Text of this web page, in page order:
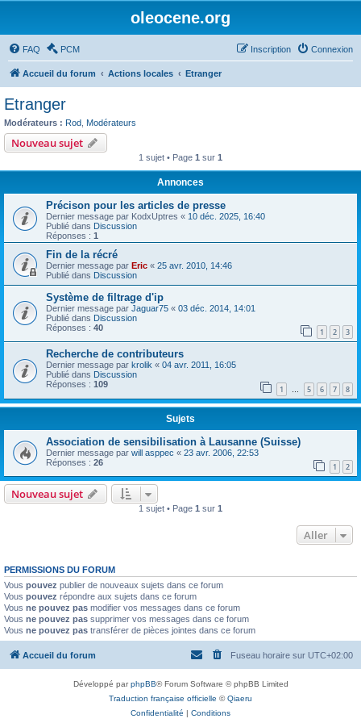
oleocene.org
FAQ PCM Connexion
Inscription
Accueil du forum Actions locales Etranger
Etranger
Modérateurs : Rod Modérateurs
Nouveau sujet
1 sujet • Page 1 sur 1
Annonces
Précison pour les articles de presse
Dernier message par KodxUptres « 10 déc. 2025, 16:40
Publié dans Discussion
Réponses : 1
Fin de la récré
Dernier message par Eric « 25 avr. 2010, 14:46
Publié dans Discussion
Système de filtrage d'ip
Dernier message par Jaguar75 « 03 déc. 2014, 14:01
Publié dans Discussion
Réponses : 40 1 2 3
Recherche de contributeurs
Dernier message par krolik « 04 avr. 2011, 16:05
Publié dans Discussion
Réponses : 109 1 … 5 6 7 8
Sujets
Association de sensibilisation à Lausanne (Suisse)
Dernier message par will asppec « 23 avr. 2006, 22:53
Réponses : 26 1 2
Nouveau sujet
1 sujet • Page 1 sur 1
Aller
PERMISSIONS DU FORUM
Vous pouvez publier de nouveaux sujets dans ce forum
Vous pouvez répondre aux sujets dans ce forum
Vous ne pouvez pas modifier vos messages dans ce forum
Vous ne pouvez pas supprimer vos messages dans ce forum
Vous ne pouvez pas transférer de pièces jointes dans ce forum
Accueil du forum Fuseau horaire sur UTC+02:00
Développé parphpBB® Forum Software © phpBB Limited
Traduction française officielle ©Qiaeru
Confidentialité | Conditions